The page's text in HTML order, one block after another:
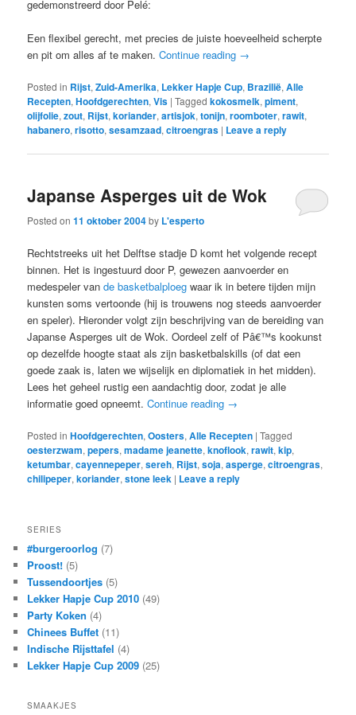
gedemonstreerd door Pelé:
Een flexibel gerecht, met precies de juiste hoeveelheid scherpte
en pit om alles af te maken.Continue reading →
Posted in Rijst,Zuid-Amerika, Lekker Hapje Cup, Brazilië,Alle
Recepten,Hoofdgerechten,Vis |Tagged kokosmelk,piment,
olijfolie,zout, Rijst,koriander,artisjok,tonijn,roomboter,rawit,
habanero,risotto,sesamzaad,citroengras | Leave a reply
Japanse Asperges uit de Wok
Posted on11 oktober 2004by L'esperto
Rechtstreeks uit het Delftse stadje D komt het volgende recept
binnen. Het is ingestuurd door P, gewezen aanvoerder en
medespeler vande basketbalploeg waar ik in betere tijden mijn
kunsten soms vertoonde (hij is trouwens nog steeds aanvoerder
en speler). Hieronder volgt zijn beschrijving van de bereiding van
Japanse Asperges uit de Wok. Oordeel zelf of Pâ€™s kookunst
op dezelfde hoogte staat als zijn basketbalskills (of dat een
goede zaak is, laten we wijselijk en diplomatiek in het midden).
Lees het geheel rustig een aandachtig door, zodat je alle
informatie goed opneemt.Continue reading →
Posted in Hoofdgerechten,Oosters,Alle Recepten |Tagged
oesterzwam,pepers,madame jeanette,knoflook,rawit,kip,
ketumbar,cayennepeper,sereh, Rijst,soja,asperge,citroengras,
chilipeper,koriander,stone leek | Leave a reply
SERIES
#burgeroorlog (7)
Proost! (5)
Tussendoortjes (5)
Lekker Hapje Cup 2010 (49)
Party Koken (4)
Chinees Buffet (11)
Indische Rijsttafel (4)
Lekker Hapje Cup 2009 (25)
SMAAKJES